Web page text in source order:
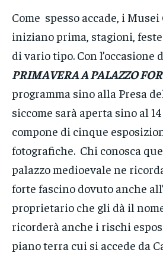
Come spesso accade, i
iniziano prima, stagioni,
di vario tipo. Con l’occasione
PRIMAVERA A PALAZZO
programma sino alla Presa
siccome sarà aperta sino al
compone di cinque
fotografiche. Chi conosca
palazzo medioevale ne
forte fascino dovuto anche
proprietario che gli dà il
ricorderà anche i rischi
piano terra cui si accede da